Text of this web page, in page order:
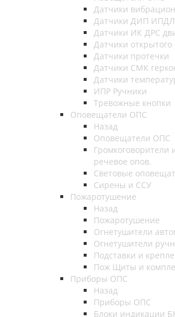
Датчики
Датчики ДИП ИПДЛ
Датчики ИК ДРС
Датчики
Датчики протечки
Датчики СМК
Датчики
ИПР Ручники
Тревожные кнопки
Оповещатели ОПС
Назад
Оповещатели ОПС
Громкоговорители
речевое опов.
Световые
Сирены и ССУ
Пожаротушение
Назад
Пожаротушение
Огнетушители
Огнетушители
Подставки и
Пож Щиты и
Приборы ОПС
Назад
Приборы ОПС
Блоки индикации